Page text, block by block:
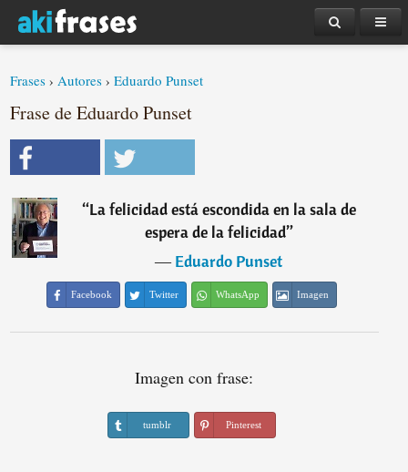
Frases ›Autores ›Eduardo Punset
Frase de Eduardo Punset
“La felicidad está escondida en la sala de
espera de la felicidad”
―Eduardo Punset
Facebook Twitter WhatsApp Imagen
Imagen con frase:
tumblr Pinterest